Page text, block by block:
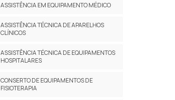
ASSISTÊNCIA EM EQUIPAMENTO MÉDICO
ASSISTÊNCIA TÉCNICA DE APARELHOS
CLÍNICOS
ASSISTÊNCIA TÉCNICA DE EQUIPAMENTOS
HOSPITALARES
CONSERTO DE EQUIPAMENTOS DE
FISIOTERAPIA